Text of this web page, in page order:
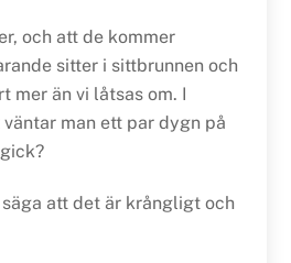
och att de kommer
sitter i sittbrunnen och
mer än vi låtsas om. I
man ett par dygn på
att det är krångligt och